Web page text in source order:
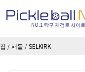
NO.1 탁구 재검토 사이트
집 /패들 /SELKIRK